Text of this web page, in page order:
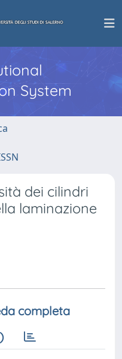
System
dei cilindri
laminazione
completa